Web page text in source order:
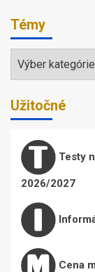
Témy
Témy
Užitočné
Testy
2026/2027
Cena